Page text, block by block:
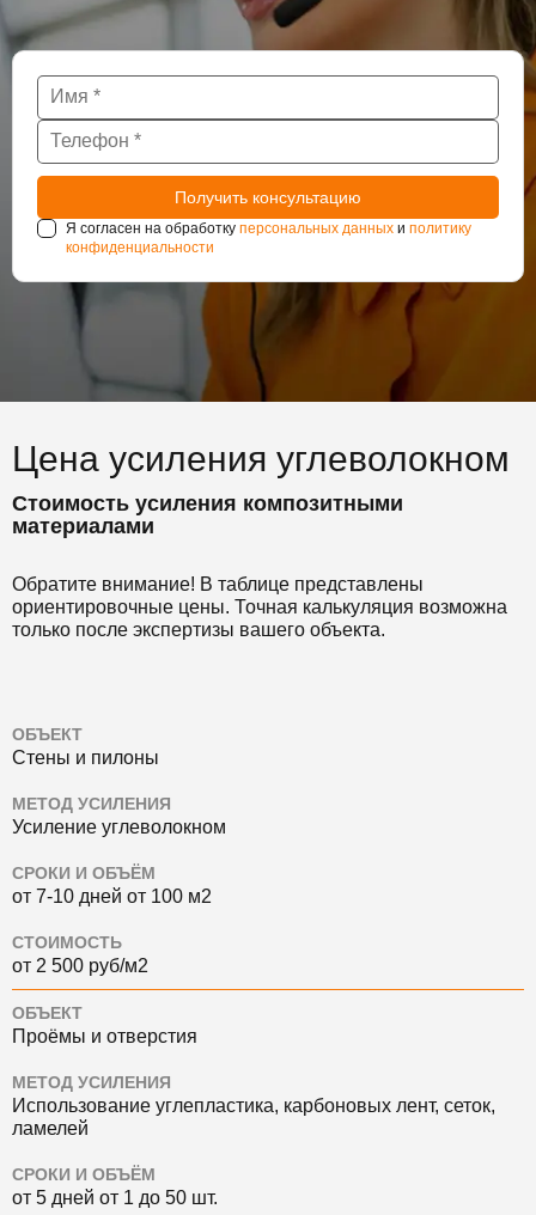
Я согласен на обработку персональных данных и политику
конфиденциальности
Цена усиления углеволокном
Стоимость усиления композитными
материалами
Обратите внимание! В таблице представлены
ориентировочные цены. Точная калькуляция возможна
только после экспертизы вашего объекта.
ОБЪЕКТ
Стены и пилоны
МЕТОД УСИЛЕНИЯ
Усиление углеволокном
СРОКИ И ОБЪЁМ
от 7-10 дней от 100 м2
СТОИМОСТЬ
от 2 500 руб/м2
ОБЪЕКТ
Проёмы и отверстия
МЕТОД УСИЛЕНИЯ
Использование углепластика, карбоновых лент, сеток,
ламелей
СРОКИ И ОБЪЁМ
от 5 дней от 1 до 50 шт.